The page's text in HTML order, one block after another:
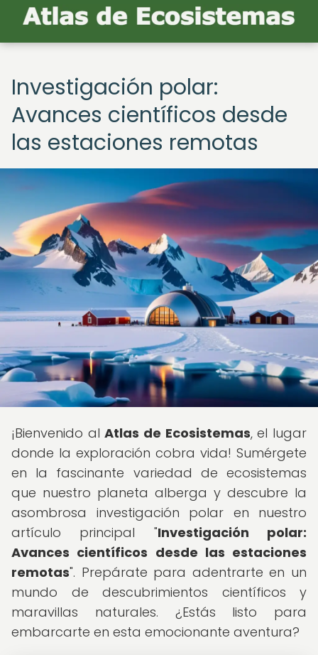
Investigación polar:
Avances científicos desde
las estaciones remotas
¡Bienvenido alAtlas de Ecosistemas, el lugar
donde la exploración cobra vida! Sumérgete
en la fascinante variedad de ecosistemas
que nuestro planeta alberga y descubre la
asombrosa investigación polar en nuestro
artículo principal "Investigación polar:
Avances científicos desde las estaciones
remotas". Prepárate para adentrarte en un
mundo de descubrimientos científicos y
maravillas naturales. ¿Estás listo para
embarcarte en esta emocionante aventura?